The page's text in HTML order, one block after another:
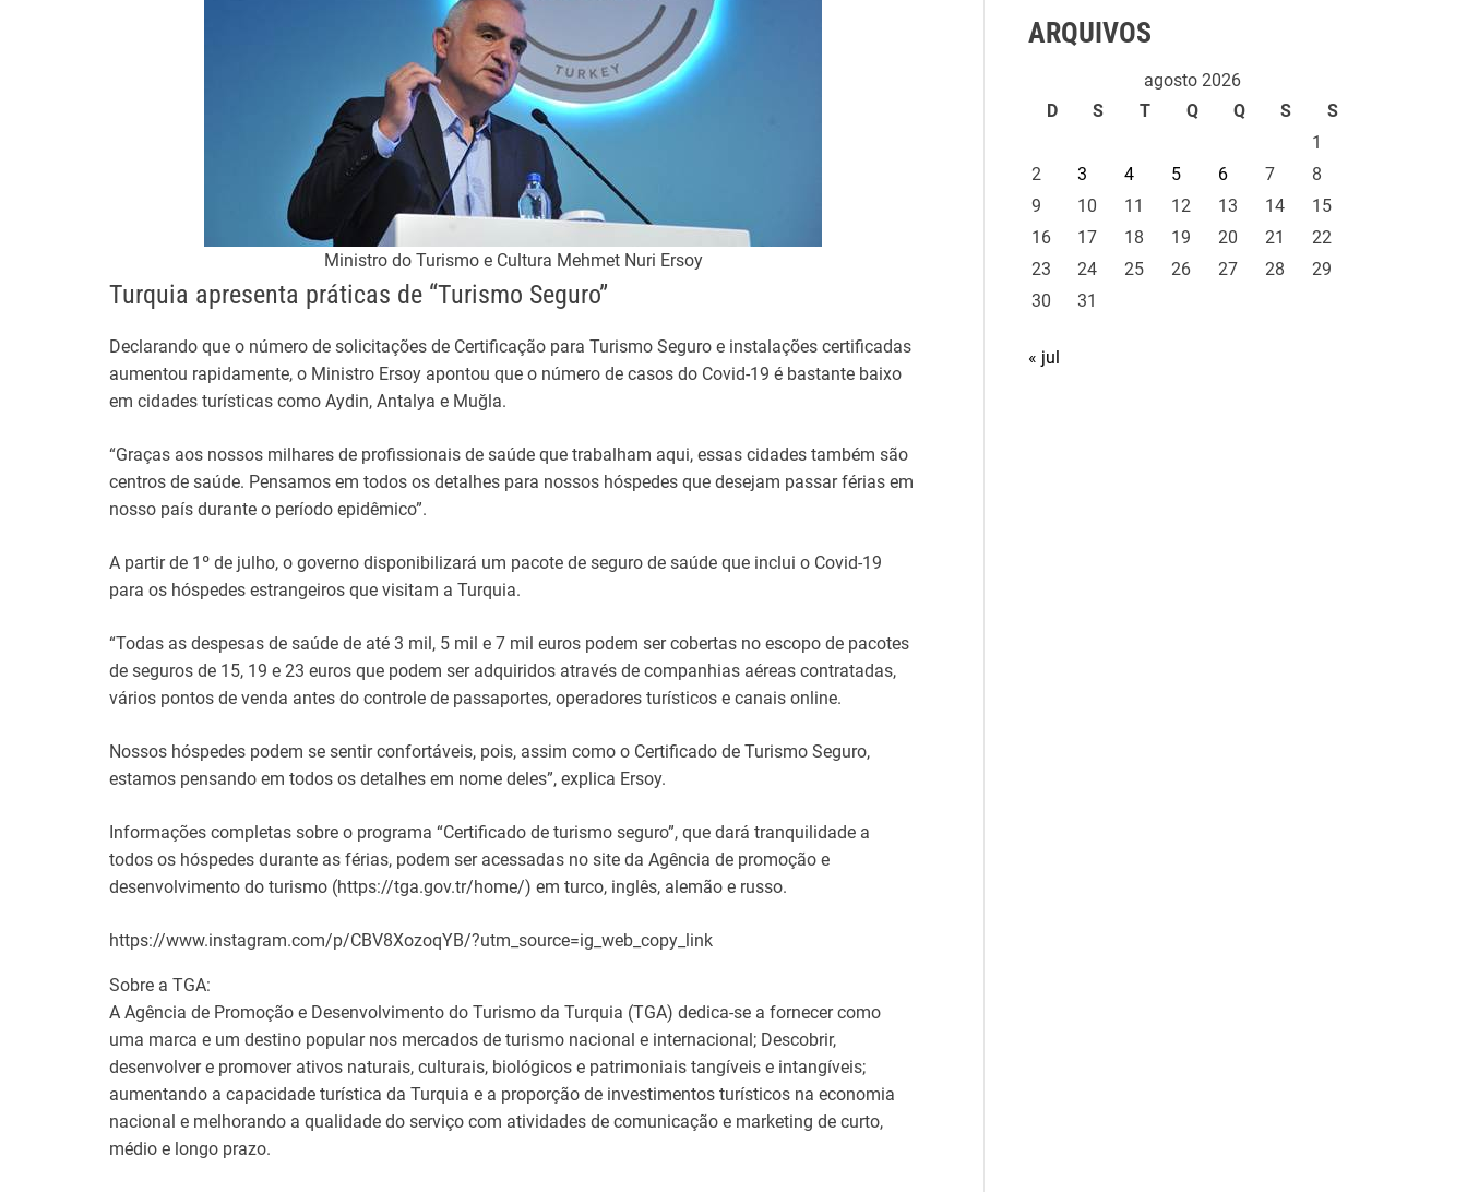
Ministro do Turismo e Cultura Mehmet Nuri Ersoy
Turquia apresenta práticas de “Turismo Seguro”
Declarando que o número de solicitações de Certificação para Turismo Seguro e instalações certificadas
aumentou rapidamente, o Ministro Ersoy apontou que o número de casos do Covid-19 é bastante baixo
em cidades turísticas como Aydin, Antalya e Muğla.
“Graças aos nossos milhares de profissionais de saúde que trabalham aqui, essas cidades também são
centros de saúde. Pensamos em todos os detalhes para nossos hóspedes que desejam passar férias em
nosso país durante o período epidêmico”.
A partir de 1º de julho, o governo disponibilizará um pacote de seguro de saúde que inclui o Covid-19
para os hóspedes estrangeiros que visitam a Turquia.
“Todas as despesas de saúde de até 3 mil, 5 mil e 7 mil euros podem ser cobertas no escopo de pacotes
de seguros de 15, 19 e 23 euros que podem ser adquiridos através de companhias aéreas contratadas,
vários pontos de venda antes do controle de passaportes, operadores turísticos e canais online.
Nossos hóspedes podem se sentir confortáveis, pois, assim como o Certificado de Turismo Seguro,
estamos pensando em todos os detalhes em nome deles”, explica Ersoy.
Informações completas sobre o programa “Certificado de turismo seguro”, que dará tranquilidade a
todos os hóspedes durante as férias, podem ser acessadas no site da Agência de promoção e
desenvolvimento do turismo (https://tga.gov.tr/home/) em turco, inglês, alemão e russo.
https://www.instagram.com/p/CBV8XozoqYB/?utm_source=ig_web_copy_link
Sobre a TGA:
A Agência de Promoção e Desenvolvimento do Turismo da Turquia (TGA) dedica-se a fornecer como
uma marca e um destino popular nos mercados de turismo nacional e internacional; Descobrir,
desenvolver e promover ativos naturais, culturais, biológicos e patrimoniais tangíveis e intangíveis;
aumentando a capacidade turística da Turquia e a proporção de investimentos turísticos na economia
nacional e melhorando a qualidade do serviço com atividades de comunicação e marketing de curto,
médio e longo prazo.
ARQUIVOS
agosto 2026
D
S T Q Q S
S
1
2
3 4 5 6 7
8
9
10 11 12 13 14
15
16
17 18 19 20 21
22
23
24 25 26 27 28
29
30
31
« jul